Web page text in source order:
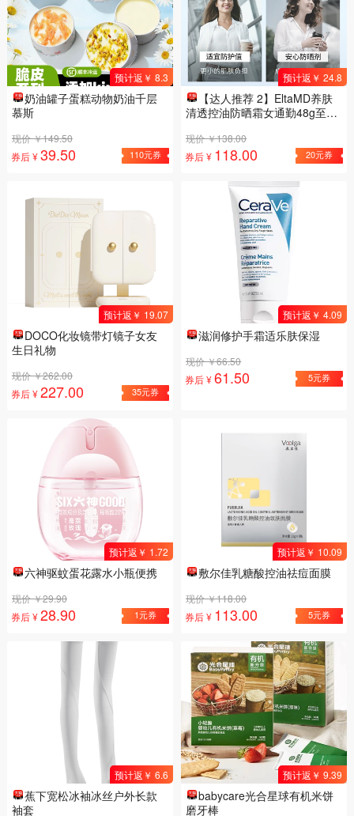
预计返￥ 8.3
奶油罐子蛋糕动物奶油千层
慕斯
现价 ￥149.50
券后 ¥39.50 110元券
预计返￥ 24.8
【达人推荐 2】EltaMD养肤
清透控油防晒霜女通勤48g至27
现价 ￥138.00
券后 ¥ 118.00 20元券
预计返￥ 19.07
DOCO化妆镜带灯镜子女友
生日礼物
现价 ￥262.00
券后 ¥227.00 35元券
预计返￥ 4.09
滋润修护手霜适乐肤保湿
现价 ￥66.50
券后 ¥61.50 5元券
预计返￥ 1.72
六神驱蚊蛋花露水小瓶便携
现价 ￥29.90
券后 ¥28.90 1元券
预计返￥ 10.09
敷尔佳乳糖酸控油祛痘面膜
现价 ￥118.00
券后 ¥ 113.00 5元券
预计返￥ 6.6
蕉下宽松冰袖冰丝户外长款
袖套
预计返￥ 9.39
babycare光合星球有机米饼
磨牙棒